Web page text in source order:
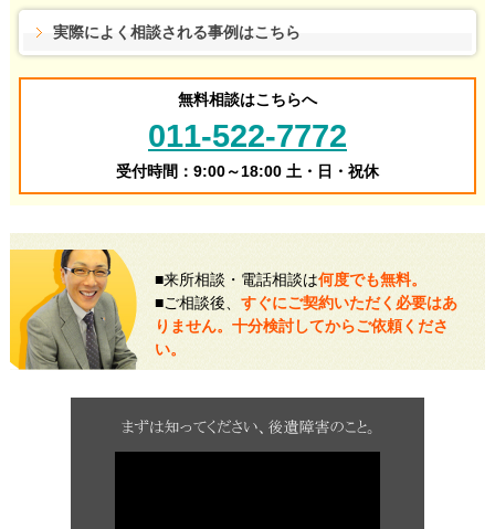
実際によく相談される事例はこちら
無料相談はこちらへ
011-522-7772
受付時間：9:00～18:00 土・日・祝休
■来所相談・電話相談は何度でも無料。
■ご相談後、 すぐにご契約いただく必要はあ
りません。十分検討してからご依頼くださ
い。